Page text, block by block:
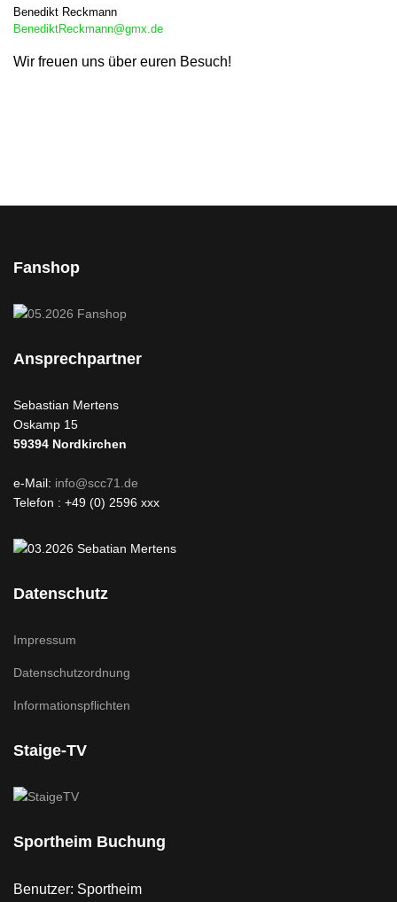
Benedikt Reckmann
BenediktReckmann@gmx.de
Wir freuen uns über euren Besuch!
Fanshop
Ansprechpartner
Sebastian Mertens
Oskamp 15
59394 Nordkirchen
e-Mail: info@scc71.de
Telefon : +49 (0) 2596 xxx
Datenschutz
Impressum
Datenschutzordnung
Informationspflichten
Staige-TV
Sportheim Buchung
Benutzer: Sportheim